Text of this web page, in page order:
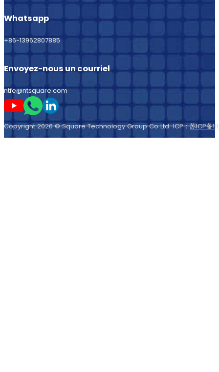
Whatsapp
+86-13962807885
Envoyez-nous un courriel
ntfe@ntsquare.com
Suivez-moi sur Youtube
Suivez-moi sur Whatsapp
Suivez-moi sur LinkedIn
Copyright 2026 © Square Technology Group Co Ltd ICP：苏ICP备